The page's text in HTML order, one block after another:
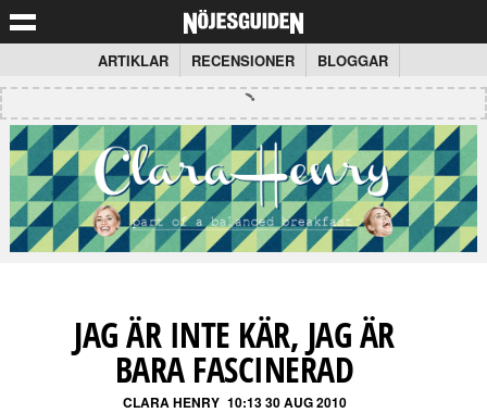
ARTIKLAR RECENSIONER BLOGGAR
JAG ÄR INTE KÄR, JAG ÄR
BARA FASCINERAD
CLARA HENRY 10:13 30 AUG 2010